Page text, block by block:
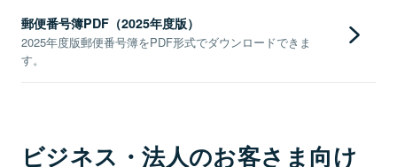
郵便番号簿PDF（2025年度版）
2025年度版郵便番号簿をPDF形式でダウンロードできま
す。
ビジネス・法人のお客さま向け